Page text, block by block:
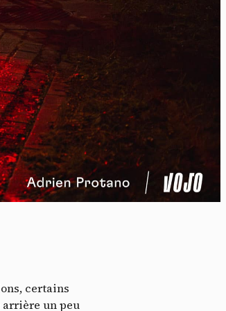
certains
arrière un peu